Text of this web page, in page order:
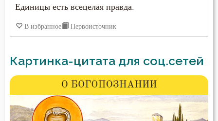
Единицы есть всецелая правда.
В избранное Первоисточник
Картинка-цитата для соц.сетей